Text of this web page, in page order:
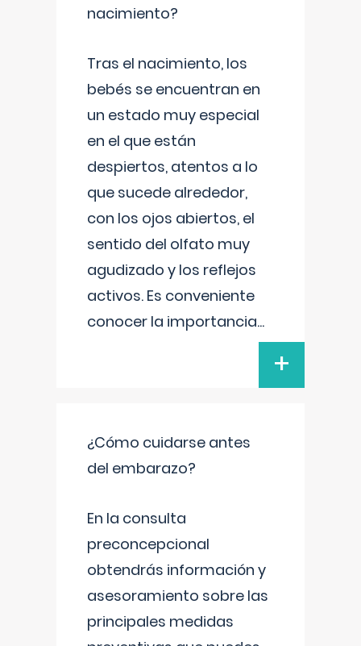
nacimiento?
Tras el nacimiento, los
bebés se encuentran en
un estado muy especial
en el que están
despiertos, atentos a lo
que sucede alrededor,
con los ojos abiertos, el
sentido del olfato muy
agudizado y los reflejos
activos. Es conveniente
conocer la importancia...
+
¿Cómo cuidarse antes
del embarazo?
En la consulta
preconcepcional
obtendrás información y
asesoramiento sobre las
principales medidas